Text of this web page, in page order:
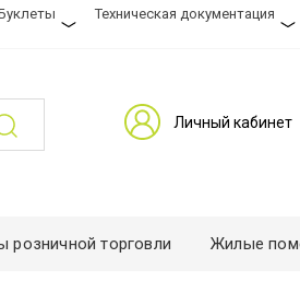
Техническая документация
Личный кабинет
розничной торговли Жилые